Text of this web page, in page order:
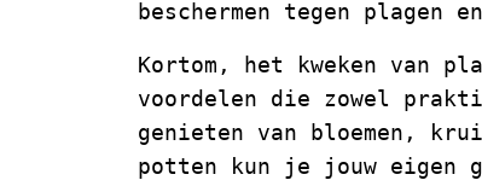
beschermen tegen plagen
Kortom, het kweken van
voordelen die zowel
genieten van bloemen,
potten kun je jouw eigen